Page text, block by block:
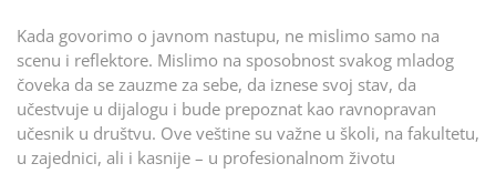
Kada govorimo o javnom nastupu, ne mislimo samo na
scenu i reflektore. Mislimo na sposobnost svakog mladog
čoveka da se zauzme za sebe, da iznese svoj stav, da
učestvuje u dijalogu i bude prepoznat kao ravnopravan
učesnik u društvu. Ove veštine su važne u školi, na fakultetu,
u zajednici, ali i kasnije – u profesionalnom životu